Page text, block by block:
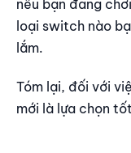
nếu bạn đang
loại switch nào
lắm.
Tóm lại, đối với
mới là lựa chọn